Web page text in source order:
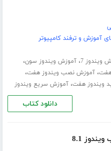
آموزش و ترفند کامپیوتر
ویندوز 7 ،آموزش ویندوز سون،
هفت،آموزش نصب ویندوز هفت،
ویندوز هفت،آموزش سریع ویندوز
دانلود کتاب
8.1